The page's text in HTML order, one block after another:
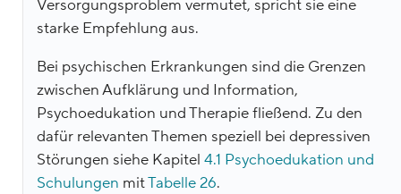
Versorgungsproblem vermutet, spricht sie eine
starke Empfehlung aus.
Bei psychischen Erkrankungen sind die Grenzen
zwischen Aufklärung und Information,
Psychoedukation und Therapie fließend. Zu den
dafür relevanten Themen speziell bei depressiven
Störungen siehe Kapitel 4.1 Psychoedukation und
Schulungen mitTabelle 26.